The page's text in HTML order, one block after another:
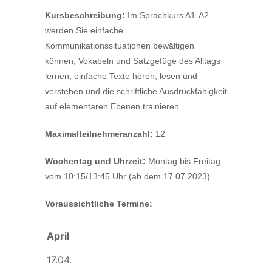
Kursbeschreibung: Im Sprachkurs A1-A2
werden Sie einfache
Kommunikationssituationen bewältigen
können, Vokabeln und Satzgefüge des Alltags
lernen, einfache Texte hören, lesen und
verstehen und die schriftliche Ausdrückfähigkeit
auf elementaren Ebenen trainieren.
Maximalteilnehmeranzahl: 12
Wochentag und Uhrzeit: Montag bis Freitag,
vom 10:15/13:45 Uhr (ab dem 17.07.2023)
Voraussichtliche Termine:
April
17.04.